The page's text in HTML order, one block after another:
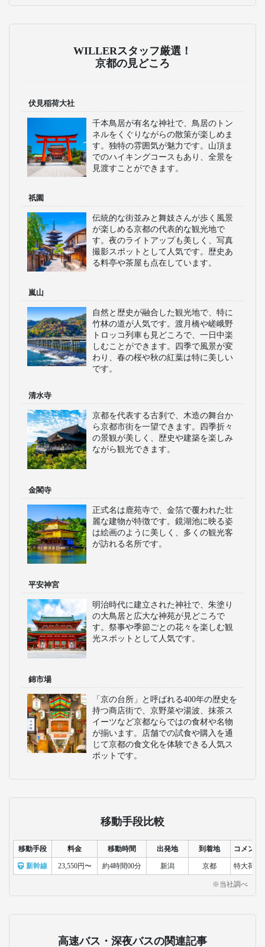
WILLERスタッフ厳選！
京都の見どころ
伏見稲荷大社
千本鳥居が有名な神社で、鳥居のトン
ネルをくぐりながらの散策が楽しめま
す。独特の雰囲気が魅力です。山頂ま
でのハイキングコースもあり、全景を
見渡すことができます。
祇園
伝統的な街並みと舞妓さんが歩く風景
が楽しめる京都の代表的な観光地で
す。夜のライトアップも美しく、写真
撮影スポットとして人気です。歴史あ
る料亭や茶屋も点在しています。
嵐山
自然と歴史が融合した観光地で、特に
竹林の道が人気です。渡月橋や嵯峨野
トロッコ列車も見どころで、一日中楽
しむことができます。四季で風景が変
わり、春の桜や秋の紅葉は特に美しい
です。
清水寺
京都を代表する古刹で、木造の舞台か
ら京都市街を一望できます。四季折々
の景観が美しく、歴史や建築を楽しみ
ながら観光できます。
金閣寺
正式名は鹿苑寺で、金箔で覆われた壮
麗な建物が特徴です。鏡湖池に映る姿
は絵画のように美しく、多くの観光客
が訪れる名所です。
平安神宮
明治時代に建立された神社で、朱塗り
の大鳥居と広大な神苑が見どころで
す。祭事や季節ごとの花々を楽しむ観
光スポットとして人気です。
錦市場
「京の台所」と呼ばれる400年の歴史を
持つ商店街で、京野菜や湯波、抹茶ス
イーツなど京都ならではの食材や名物
が揃います。店舗での試食や購入を通
じて京都の食文化を体験できる人気ス
ポットです。
移動手段比較
移動手段 料金 移動時間 出発地 到着地 コメント
新幹線 23,550円〜 約4時間00分 新潟 京都 特大荷物
※当社調べ
高速バス・深夜バスの関連記事